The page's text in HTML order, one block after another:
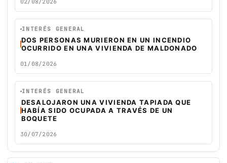
02/08/2026
INTERÉS GENERAL
DOS PERSONAS MURIERON EN UN INCENDIO
OCURRIDO EN UNA VIVIENDA DE MALDONADO
01/08/2026
INTERÉS GENERAL
DESALOJARON UNA VIVIENDA TAPIADA QUE
HABÍA SIDO OCUPADA A TRAVÉS DE UN
BOQUETE
30/07/2026